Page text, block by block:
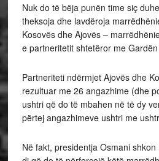
Nuk do të bëja punën time siç
theksoja dhe lavdëroja
Kosovës dhe Ajovës –
e partneritetit shtetëror me
Partneriteti ndërmjet Ajovës dhe
rezultuar me 26 angazhime (dhe
ushtri që do të mbahen në të dy
përtej angazhimeve ushtri me
Në fakt, presidentja Osmani